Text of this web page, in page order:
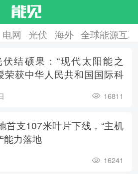
电网 光伏 海外 全球能源互
结硕果：“现代太阳能之
荣获中华人民共和国国际科
16811
首支107米叶片下线，“主机
能力落地
16241